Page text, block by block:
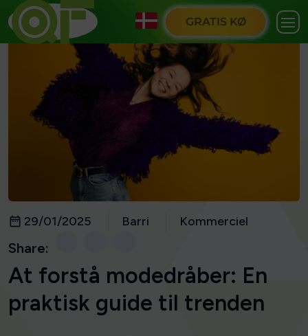
GRATIS KØ
29/01/2025 Barri Kommerciel
Share:
At forstå modedråber: En
praktisk guide til trenden